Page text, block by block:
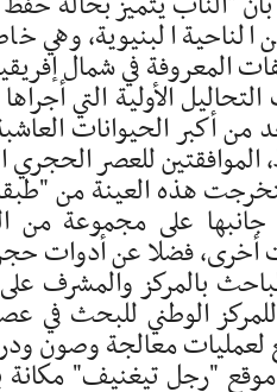
الناحية البنيوية، وهي
المعروفة في شمال
الأولية التي
من أكبر الحيوانات
الموافقتين للعصر الحجري
هذه العينة من
جانبها على مجموعة من
أخرى، فضلا عن أدوات
بالمركز والمشرف
للمركز الوطني للبحث في
معالجة وصون
"رجل تيغنيف" مكانة